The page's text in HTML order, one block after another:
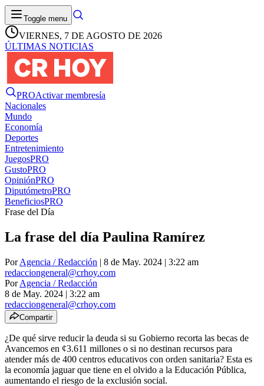
Toggle menu
VIERNES, 7 DE AGOSTO DE 2026
ÚLTIMAS NOTICIAS
PROActivar membresía
Nacionales
Mundo
Economía
Deportes
Entretenimiento
JuegosPRO
GustoPRO
OpiniónPRO
DiputómetroPRO
BeneficiosPRO
Frase del Día
La frase del día Paulina Ramírez
PorAgencia / Redacción | 8 de May. 2024 | 3:22 am
redacciongeneral@crhoy.com
PorAgencia / Redacción
8 de May. 2024 | 3:22 am
redacciongeneral@crhoy.com
Compartir
¿De qué sirve reducir la deuda si su Gobierno recorta las becas de
Avancemos en ¢3.611 millones o si no destinan recursos para
atender más de 400 centros educativos con orden sanitaria? Esta es
la economía jaguar que tiene en el olvido a la Educación Pública,
aumentando el riesgo de la exclusión social.